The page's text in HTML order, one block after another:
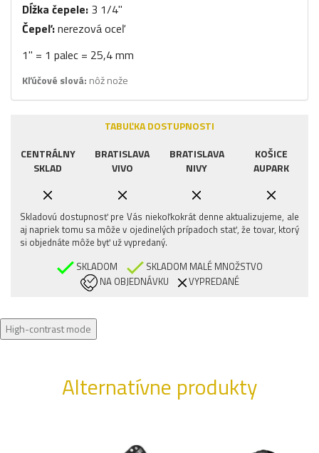
Dĺžka čepele: 3 1/4"
Čepeľ:nerezová oceľ
1" = 1 palec = 25,4 mm
Kľúčové slová: nôž nože
TABUĽKA DOSTUPNOSTI
CENTRÁLNY
SKLAD
BRATISLAVA
VIVO
BRATISLAVA
NIVY
KOŠICE
AUPARK
Skladovú dostupnosť pre Vás niekoľkokrát denne aktualizujeme, ale
aj napriek tomu sa môže v ojedinelých prípadoch stať, že tovar, ktorý
si objednáte môže byť už vypredaný.
SKLADOM
SKLADOM MALÉ MNOŽSTVO
NA OBJEDNÁVKU
VYPREDANÉ
High-contrast mode
Alternatívne produkty